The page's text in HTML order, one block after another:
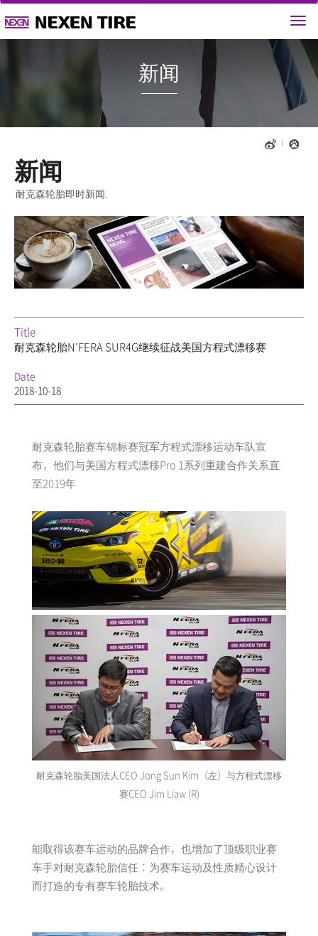
新闻
新闻
耐克森轮胎即时新闻.
Title
耐克森轮胎N'FERA SUR4G继续征战美国方程式漂移赛
Date
2018-10-18
耐克森轮胎赛车锦标赛冠军方程式漂移运动车队宣
布，他们与美国方程式漂移Pro 1系列重建合作关系直
至2019年
耐克森轮胎美国法人CEO Jong Sun Kim（左）与方程式漂移
赛CEO Jim Liaw (R)
能取得该赛车运动的品牌合作，也增加了顶级职业赛
车手对耐克森轮胎信任：为赛车运动及性质精心设计
而打造的专有赛车轮胎技术。